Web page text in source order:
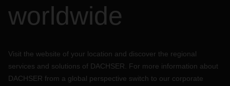
worldwide
Visit the website of your location and discover the regional
services and solutions of DACHSER. For more information about
DACHSER from a global perspective switch to our corporate